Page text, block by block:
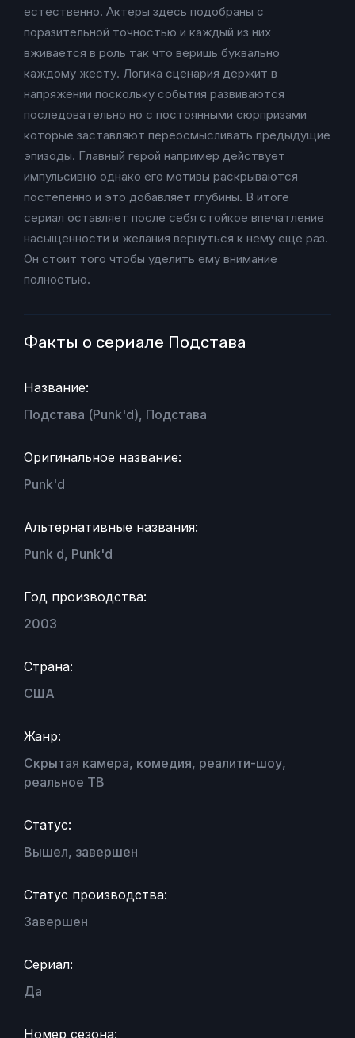
естественно. Актеры здесь подобраны с
поразительной точностью и каждый из них
вживается в роль так что веришь буквально
каждому жесту. Логика сценария держит в
напряжении поскольку события развиваются
последовательно но с постоянными сюрпризами
которые заставляют переосмысливать предыдущие
эпизоды. Главный герой например действует
импульсивно однако его мотивы раскрываются
постепенно и это добавляет глубины. В итоге
сериал оставляет после себя стойкое впечатление
насыщенности и желания вернуться к нему еще раз.
Он стоит того чтобы уделить ему внимание
полностью.
Факты о сериале Подстава
Название:
Подстава (Punk'd), Подстава
Оригинальное название:
Punk'd
Альтернативные названия:
Punk d, Punk'd
Год производства:
2003
Страна:
США
Жанр:
Скрытая камера, комедия, реалити-шоу,
реальное ТВ
Статус:
Вышел, завершен
Статус производства:
Завершен
Сериал:
Да
Номер сезона: